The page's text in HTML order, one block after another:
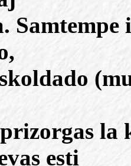
esti